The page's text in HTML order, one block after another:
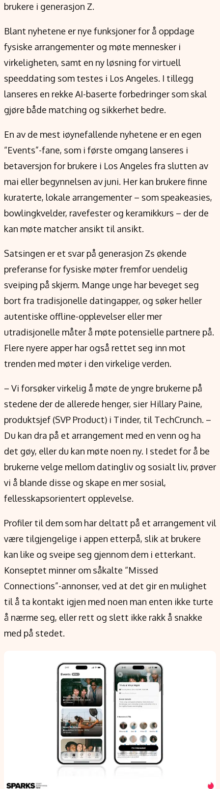
brukere i generasjon Z.
Blant nyhetene er nye funksjoner for å oppdage
fysiske arrangementer og møte mennesker i
virkeligheten, samt en ny løsning for virtuell
speeddating som testes i Los Angeles. I tillegg
lanseres en rekke AI-baserte forbedringer som skal
gjøre både matching og sikkerhet bedre.
En av de mest iøynefallende nyhetene er en egen
“Events”-fane, som i første omgang lanseres i
betaversjon for brukere i Los Angeles fra slutten av
mai eller begynnelsen av juni. Her kan brukere finne
kuraterte, lokale arrangementer – som speakeasies,
bowlingkvelder, ravefester og keramikkurs – der de
kan møte matcher ansikt til ansikt.
Satsingen er et svar på generasjon Zs økende
preferanse for fysiske møter fremfor uendelig
sveiping på skjerm. Mange unge har beveget seg
bort fra tradisjonelle datingapper, og søker heller
autentiske offline-opplevelser eller mer
utradisjonelle måter å møte potensielle partnere på.
Flere nyere apper har også rettet seg inn mot
trenden med møter i den virkelige verden.
– Vi forsøker virkelig å møte de yngre brukerne på
stedene der de allerede henger, sier Hillary Paine,
produktsjef (SVP Product) i Tinder, til TechCrunch. –
Du kan dra på et arrangement med en venn og ha
det gøy, eller du kan møte noen ny. I stedet for å be
brukerne velge mellom datingliv og sosialt liv, prøver
vi å blande disse og skape en mer sosial,
fellesskapsorientert opplevelse.
Profiler til dem som har deltatt på et arrangement vil
være tilgjengelige i appen etterpå, slik at brukere
kan like og sveipe seg gjennom dem i etterkant.
Konseptet minner om såkalte “Missed
Connections”-annonser, ved at det gir en mulighet
til å ta kontakt igjen med noen man enten ikke turte
å nærme seg, eller rett og slett ikke rakk å snakke
med på stedet.